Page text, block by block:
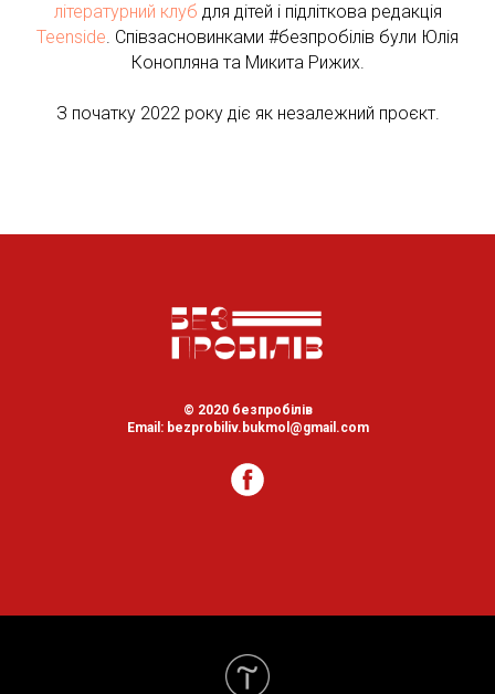
літературний клуб для дітей і підліткова редакція
Teenside. Співзасновинками #безпробілів були Юлія
Конопляна та Микита Рижих.
З початку 2022 року діє як незалежний проєкт.
© 2020 безпробілів
Email: bezprobiliv.bukmol@gmail.com